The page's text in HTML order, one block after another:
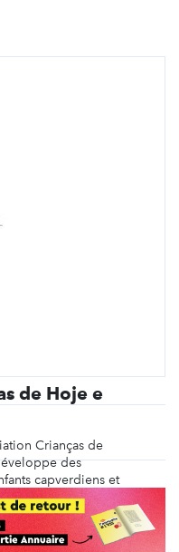
de Hoje e
Crianças de
des
capverdiens et
du Cap-Vert
à travers